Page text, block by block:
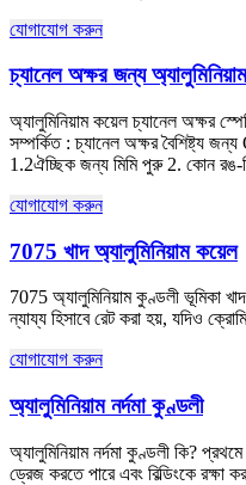
যোগাযোগ করুন
চ্যানেল অক্ষর জন্য
অ্যালুমিনিয়াম কয়েল চ্যানেল অক্ষর
সম্পর্কিত : চ্যানেল অক্ষর বৈশিষ্ট্য
1.2ঐচ্ছিক জন্য মিমি পুরু 2. কোন রঙ-
যোগাযোগ করুন
7075 খাদ অ্যালুমিনিয়াম কয়েল
7075 অ্যালুমিনিয়াম কুণ্ডলী ভূমিকা
ন্যায্য হিসাবে রেট করা হয়, যদিও
যোগাযোগ করুন
অ্যালুমিনিয়াম নর্দমা কুণ্ডলী
অ্যালুমিনিয়াম নর্দমা কুণ্ডলী কি?
ড্রেজ করতে পারে এবং বিল্ডিংকে রক্ষা